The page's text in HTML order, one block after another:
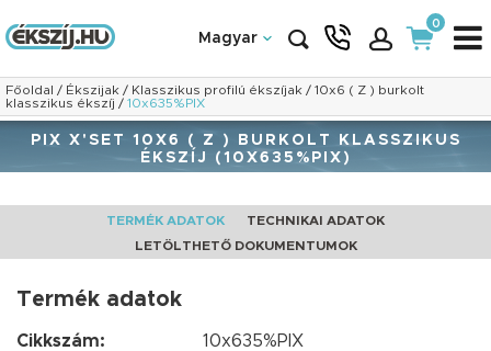
Magyar
0
Főoldal / Ékszijak / Klasszikus profilú ékszíjak / 10x6 ( Z ) burkolt
klasszikus ékszíj / 10x635%PIX
PIX X'SET 10X6 ( Z ) BURKOLT KLASSZIKUS
ÉKSZÍJ (10X635%PIX)
TERMÉK ADATOK
TECHNIKAI ADATOK
LETÖLTHETŐ DOKUMENTUMOK
Termék adatok
Cikkszám: 10x635%PIX